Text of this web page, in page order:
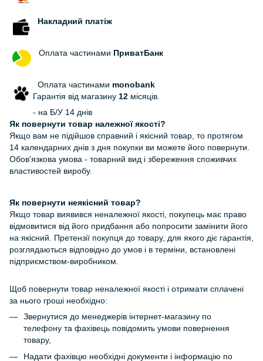
Накладний платіж
Оплата частинами ПриватБанк
Оплата частинами monobank
Гарантія від магазину 12 місяців.
- на Б/У 14 днів
Як повернути товар належної якості?
Якщо вам не підійшов справний і якісний товар, то протягом
14 календарних днів з дня покупки ви можете його повернути.
Обов'язкова умова - товарний вид і збереження споживчих
властивостей виробу.
Як повернути неякісний товар?
Якщо товар виявився неналежної якості, покупець має право
відмовитися від його придбання або попросити замінити його
на якісний. Претензії покупця до товару, для якого діє гарантія,
розглядаються відповідно до умов і в терміни, встановлені
підприємством-виробником.
Щоб повернути товар неналежної якості і отримати сплачені
за нього гроші необхідно:
Звернутися до менеджерів інтернет-магазину по
телефону та фахівець повідомить умови повернення
товару,
Надати фахівцю необхідні документи і інформацію по